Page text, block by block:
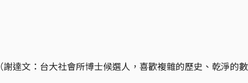
（謝達文：台大社會所博士候選人，喜歡複雜的歷史、乾淨的